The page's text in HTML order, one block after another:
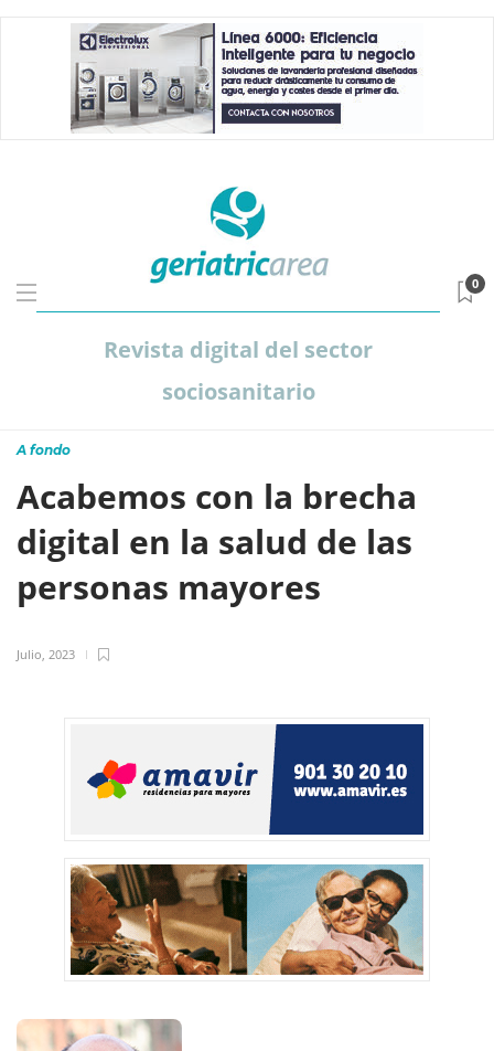
Revista digital del sector
sociosanitario
0
A fondo
Acabemos con la brecha
digital en la salud de las
personas mayores
Julio, 2023